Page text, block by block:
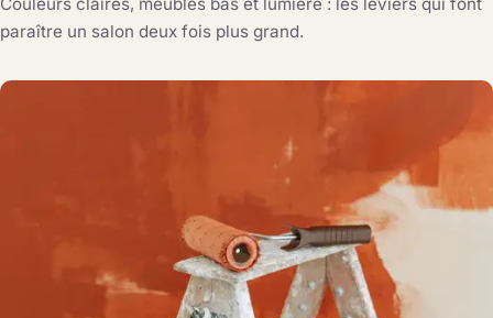
paraître un salon deux fois plus grand.